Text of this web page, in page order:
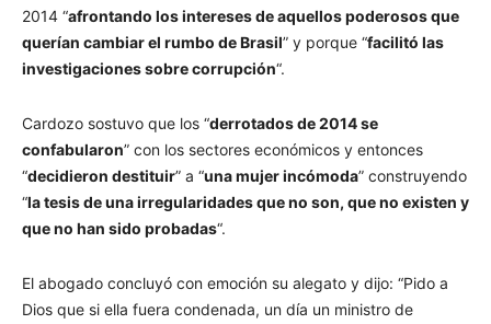
2014 “afrontando los intereses de aquellos poderosos que
querían cambiar el rumbo de Brasil” y porque “facilitó las
investigaciones sobre corrupción“.
Cardozo sostuvo que los “derrotados de 2014 se
confabularon” con los sectores económicos y entonces
“decidieron destituir” a “una mujer incómoda” construyendo
“la tesis de una irregularidades que no son, que no existen y
que no han sido probadas“.
El abogado concluyó con emoción su alegato y dijo: “Pido a
Dios que si ella fuera condenada, un día un ministro de